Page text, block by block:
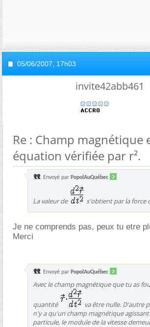
05/06/2007, 17h03
invite42abb461
Re : Champ magnétique
équation vérifiée par r².
Envoyé par PopolAuQuébec
La valeur de s'obtient par la force
Je ne comprends pas, peux tu etre
Merci
Envoyé par PopolAuQuébec
Avec le champ magnétique que tu as
quantité
va être nulle. D'autre
n'y a qu'un champ magnétique
particule, le module de la vitesse